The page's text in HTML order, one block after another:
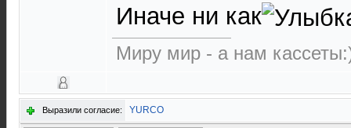
Иначе ни как
Миру мир - а нам
Выразили согласие: YURCO